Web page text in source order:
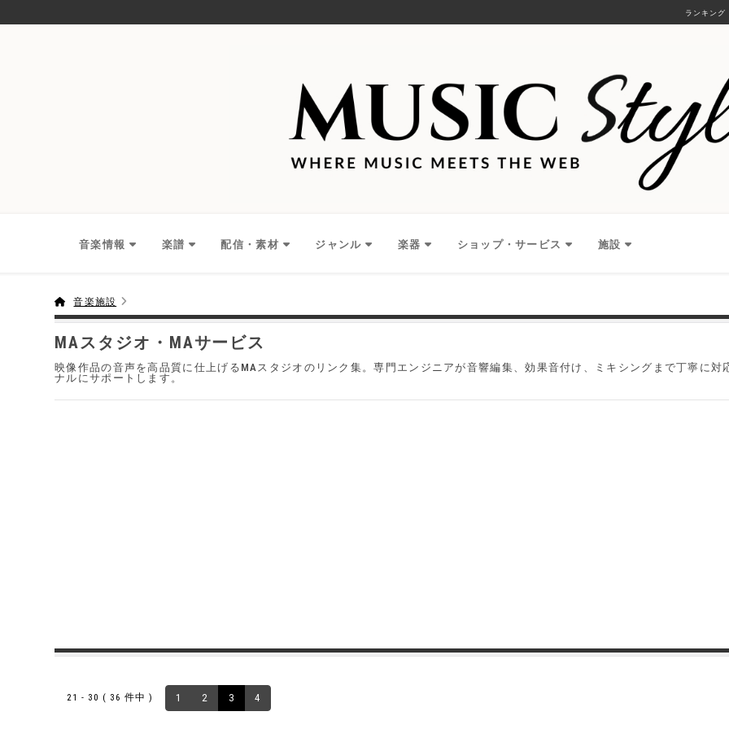
ランキング
音楽情報 楽譜 配信・素材 ジャンル 楽器 ショップ・サービス 施設
音楽施設
MAスタジオ・MAサービス
映像作品の音声を高品質に仕上げるMAスタジオのリンク集。専門エンジニアが音響編集、効果音付け、ミキシングまで丁寧に
ナルにサポートします。
21 - 30 ( 36 件中 ) 1 2 3 4